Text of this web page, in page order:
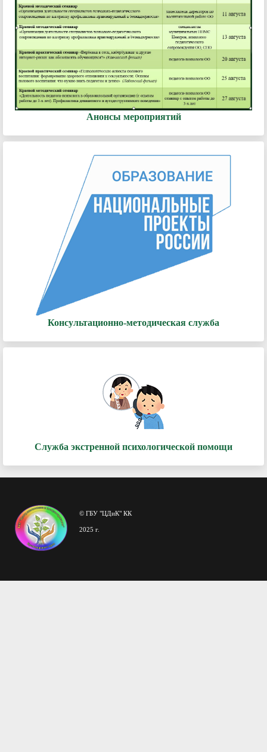
Анонсы мероприятий
Консультационно-методическая служба
Служба экстренной психологической помощи
© ГБУ "ЦДиК" КК
2025 г.